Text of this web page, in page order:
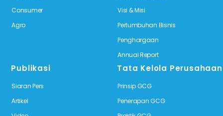
Consumer
Agro
Visi & Misi
Pertumbuhan Bisnis
Penghargaan
Annual Report
Publikasi
Siaran Pers
Artikel
Tata Kelola Perusahaan
Prinsip GCG
Penerapan GCG